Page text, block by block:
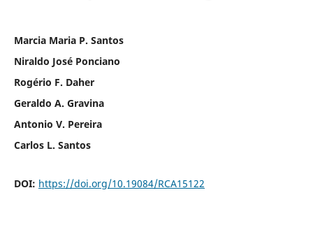
Marcia Maria P. Santos
Niraldo José Ponciano
Rogério F. Daher
Geraldo A. Gravina
Antonio V. Pereira
Carlos L. Santos
DOI: https://doi.org/10.19084/RCA15122